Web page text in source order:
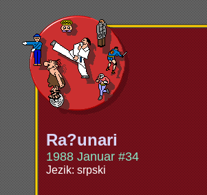
Ra?unari
1988 Januar #34
Jezik: srpski